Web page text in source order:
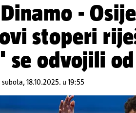
-
stoperi
se odvojili
subota, 18.10.2025. u 19:55